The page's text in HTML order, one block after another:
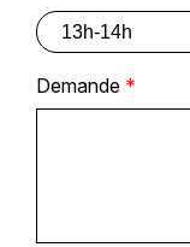
Demande *